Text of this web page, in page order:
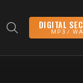
DIGITAL
MP3 /